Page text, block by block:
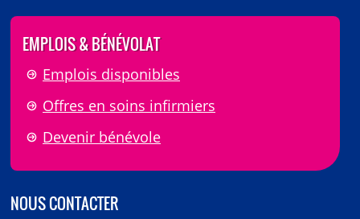
EMPLOIS & BÉNÉVOLAT
Emplois disponibles
Offres en soins infirmiers
Devenir bénévole
NOUS CONTACTER